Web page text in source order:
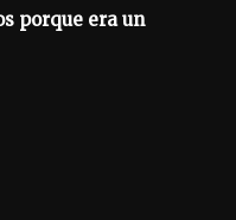
porque era un